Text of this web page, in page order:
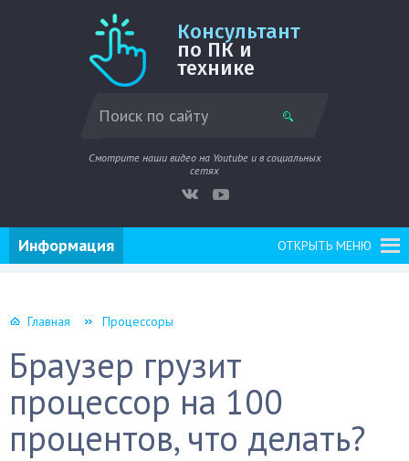
Консультант
по ПК и
технике
Смотрите наши видео на Youtube и в социальных
сетях
ОТКРЫТЬ МЕНЮ
Информация
Главная Процессоры
Браузер грузит
процессор на 100
процентов, что делать?